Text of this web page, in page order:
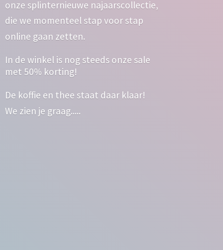
onze splinternieuwe najaarscollectie,
die we momenteel stap voor stap
online gaan zetten.
In de winkel is nog steeds onze sale
met 50% korting!
De koffie en thee staat daar klaar!
We zien je graag.....